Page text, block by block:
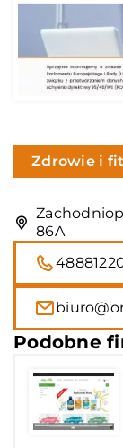
Zdrowie i
86A
Podobne